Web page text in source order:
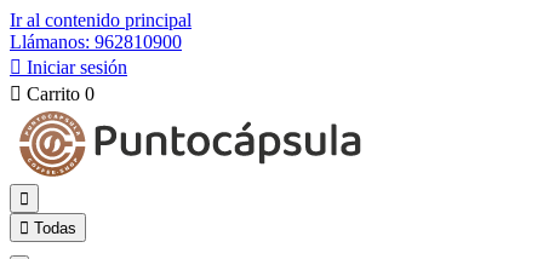
Ir al contenido principal
Llámanos: 962810900
 Iniciar sesión
 Carrito 0

 Todas